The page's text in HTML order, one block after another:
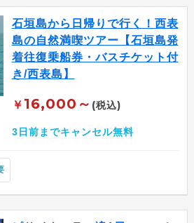
石垣島から日帰りで行く！西表
島の自然満喫ツアー【石垣島発
着往復乗船券・バスチケット付
き/西表島】
￥ 16,000～ (税込)
3日前までキャンセル無料